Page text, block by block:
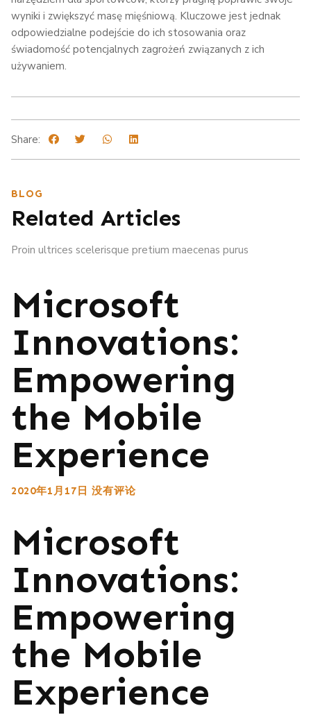
wyniki i zwiększyć masę mięśniową. Kluczowe jest jednak
odpowiedzialne podejście do ich stosowania oraz
świadomość potencjalnych zagrożeń związanych z ich
używaniem.
Share:
BLOG
Related Articles
Proin ultrices scelerisque pretium maecenas purus
Microsoft
Innovations:
Empowering
the Mobile
Experience
2020年1月17日 没有评论
Microsoft
Innovations:
Empowering
the Mobile
Experience